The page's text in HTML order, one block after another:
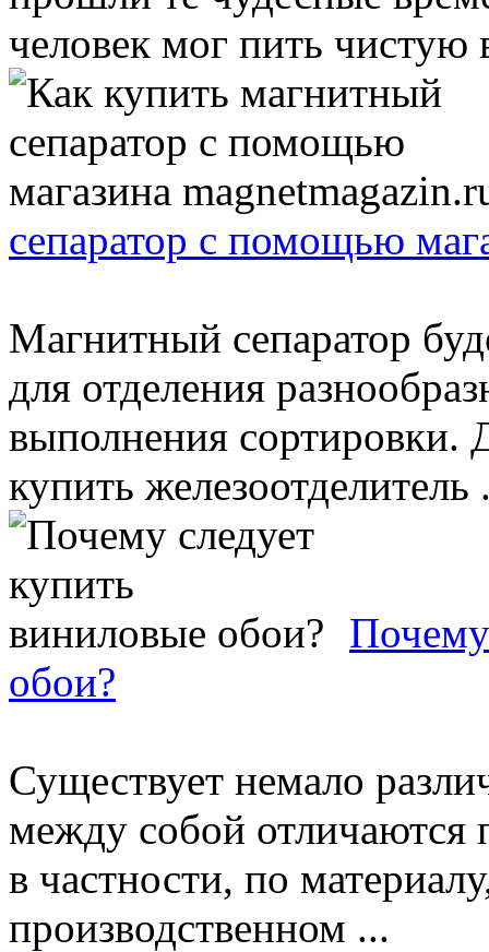
человек мог пить чистую
сепаратор с помощью
Магнитный сепаратор
для отделения
выполнения сортировки.
купить железоотделитель
обои?
Существует немало
между собой отличаются
в частности, по
производственном ...